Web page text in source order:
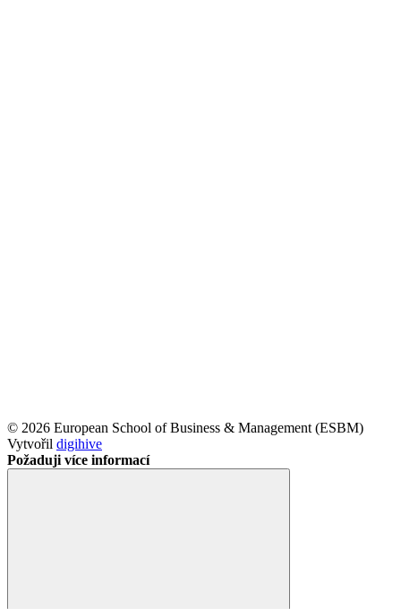
© 2026 European School of Business & Management (ESBM)
Vytvořil digihive
Požaduji více informací